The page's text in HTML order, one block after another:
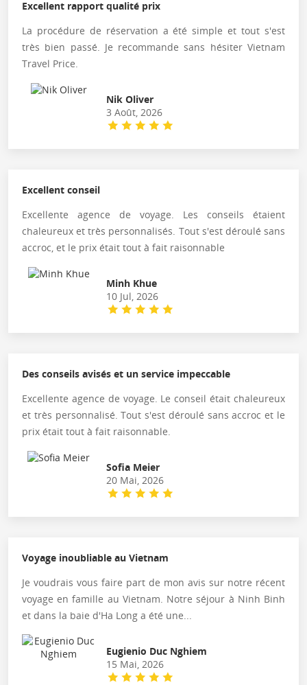
Excellent rapport qualité prix
La procédure de réservation a été simple et tout s'est
très bien passé. Je recommande sans hésiter Vietnam
Travel Price.
Nik Oliver
3 Août, 2026
Excellent conseil
Excellente agence de voyage. Les conseils étaient
chaleureux et très personnalisés. Tout s'est déroulé sans
accroc, et le prix était tout à fait raisonnable
Minh Khue
10 Jul, 2026
Des conseils avisés et un service impeccable
Excellente agence de voyage. Le conseil était chaleureux
et très personnalisé. Tout s'est déroulé sans accroc et le
prix était tout à fait raisonnable.
Sofia Meier
20 Mai, 2026
Voyage inoubliable au Vietnam
Je voudrais vous faire part de mon avis sur notre récent
voyage en famille au Vietnam. Notre séjour à Ninh Binh
et dans la baie d'Ha Long a été une...
Eugienio Duc Nghiem
15 Mai, 2026